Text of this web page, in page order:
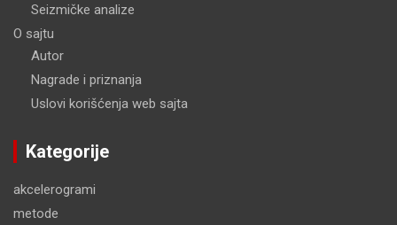
Seizmičke analize
O sajtu
Autor
Nagrade i priznanja
Uslovi korišćenja web sajta
Kategorije
akcelerogrami
metode